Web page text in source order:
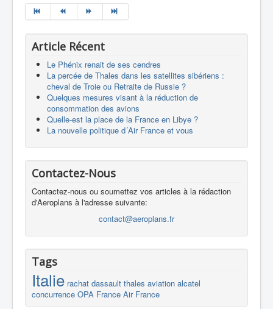
Article Récent
Le Phénix renait de ses cendres
La percée de Thales dans les satellites sibériens :
cheval de Troie ou Retraite de Russie ?
Quelques mesures visant à la réduction de
consommation des avions
Quelle-est la place de la France en Libye ?
La nouvelle politique d´Air France et vous
Contactez-Nous
Contactez-nous ou soumettez vos articles à la rédaction
d'Aeroplans à l'adresse suivante:
contact@aeroplans.fr
Tags
Italie rachat dassault thales aviation alcatel
concurrence OPA France Air France